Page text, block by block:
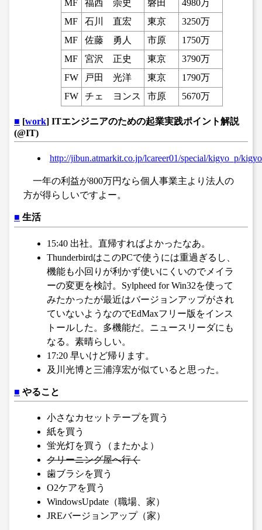
MF
福西 崇史 磐田
4980万
MF
石川 直宏 東京
3250万
MF
佐藤 勇人 市原
1750万
MF
宮沢 正史 東京
3790万
FW
戸田 光洋 東京
1790万
FW
チェ ヨンス 市原 5670万
■ [work] ITエンジニアのための起業実践ポイント解説
(@IT)
http://jibun.atmarkit.co.jp/lcareer01/special/kigyo_p/
一年の利益が800万円なら個人事業主より法人の
方が得らしいですよー。
■ 生活
15:40 出社。直帰すればよかったなあ。
ThunderbirdはこのPCで使うには重過ぎるし、
機能も小回りが利かず使いにくいのでメイラ
ーの変更を検討。Sylpheed for Win32を使って
みたかったが最近はバージョンアップがされ
ていないようなのでEdMaxフリー版をインス
トールした。多機能だ。ニュースリーダにも
なる。素晴らしい。
17:20 早いけど帰ります。
及川光博と三浦淳宏が似ていると思った。
■ やること
小さなカセットテープを買う
紙を買う
蛍光灯を買う（またかよ）
クリーニング屋へ行く
歯ブラシを買う
O2ケアを買う
WindowsUpdate（職場、家）
JREバージョンアップ（家）